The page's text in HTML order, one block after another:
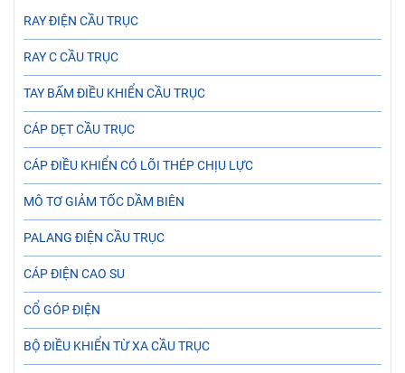
RAY ĐIỆN CẦU TRỤC
RAY C CẦU TRỤC
TAY BẤM ĐIỀU KHIỂN CẦU TRỤC
CÁP DẸT CẦU TRỤC
CÁP ĐIỀU KHIỂN CÓ LÕI THÉP CHỊU LỰC
MÔ TƠ GIẢM TỐC DẦM BIÊN
PALANG ĐIỆN CẦU TRỤC
CÁP ĐIỆN CAO SU
CỔ GÓP ĐIỆN
BỘ ĐIỀU KHIỂN TỪ XA CẦU TRỤC